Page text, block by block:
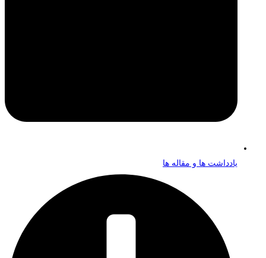
یادداشت ها و مقاله ها